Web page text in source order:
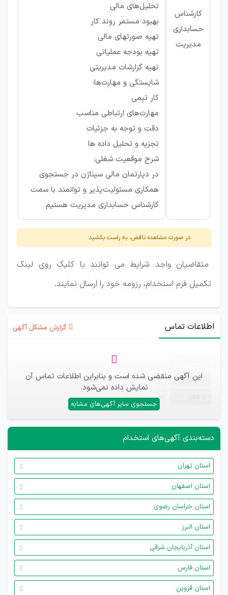
کارشناس
حسابداری
مدیریت
تحلیل‌های مالی
بهبود مستمر روند کار
تهیه صورتهای مالی
تهیه بودجه عملیاتی
تهیه گزارشات مدیریتی
شایستگی و مهارت‌ها:
کار تیمی
مهارت‌های ارتباطی مناسب
دقت و توجه به جزئیات
تجزیه و تحلیل داده ها
شرح موقعیت شغلی:
در دپارتمان مالی سیناژن در جستجوی
همکاری مسئولیت‌پذیر و توانمند با سمت
کارشناس حسابداری مدیریت هستیم.
در صورت مشاهده ناقص، به راست بکشید
متقاضیان واجد شرایط می توانند با کلیک روی لینک
تکمیل فرم استخدام، رزومه خود را ارسال نمایند.
اطلاعات تماس گزارش مشکل آگهی
این آگهی منقضی شده است و بنابراین اطلاعات تماس آن
نمایش داده نمی‌شود.
جستجوی سایر آگهی‌های مشابه
ایمیل —
—
دسته‌بندی آگهی‌های استخدام
استان تهران
استان اصفهان
استان خراسان رضوی
استان البرز
استان آذربایجان شرقی
استان فارس
استان قزوین